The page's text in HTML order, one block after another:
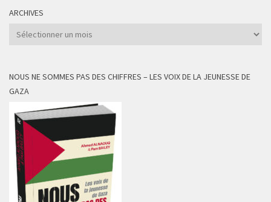
ARCHIVES
Archives
NOUS NE SOMMES PAS DES CHIFFRES – LES VOIX DE LA JEUNESSE DE
GAZA